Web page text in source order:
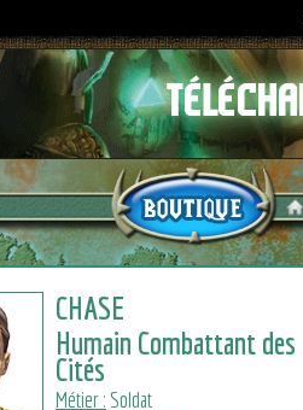
CHASE
Humain Combattant des
Cités
Métier : Soldat